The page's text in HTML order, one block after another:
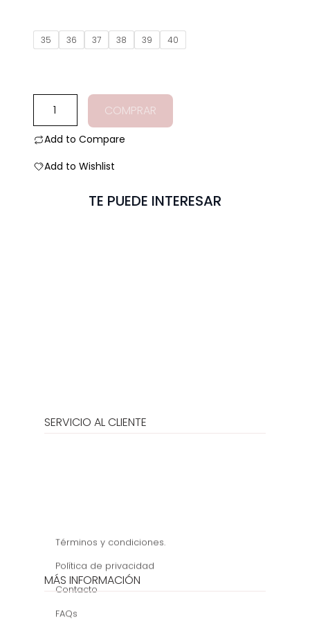
5
35 36 37 38 39 40
Mocasines
adorno
amarillo
COMPRAR
Add to Compare
Add to Wishlist
TE PUEDE INTERESAR
SERVICIO AL CLIENTE
Términos y condiciones.
Política de privacidad
Contacto
FAQs
MÁS INFORMACIÓN